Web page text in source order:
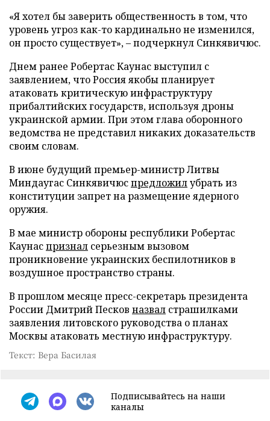
«Я хотел бы заверить общественность в том, что
уровень угроз как-то кардинально не изменился,
он просто существует», – подчеркнул Синкявичюс.
Днем ранее Робертас Каунас выступил с
заявлением, что Россия якобы планирует
атаковать критическую инфраструктуру
прибалтийских государств, используя дроны
украинской армии. При этом глава оборонного
ведомства не представил никаких доказательств
своим словам.
В июне будущий премьер-министр Литвы
Миндаугас Синкявичюспредложилубрать из
конституции запрет на размещение ядерного
оружия.
В мае министр обороны республики Робертас
Каунаспризнал серьезным вызовом
проникновение украинских беспилотников в
воздушное пространство страны.
В прошлом месяце пресс-секретарь президента
России Дмитрий Песков назвал страшилками
заявления литовского руководства о планах
Москвы атаковать местную инфраструктуру.
Текст: Вера Басилая
Подписывайтесь на наши
каналы